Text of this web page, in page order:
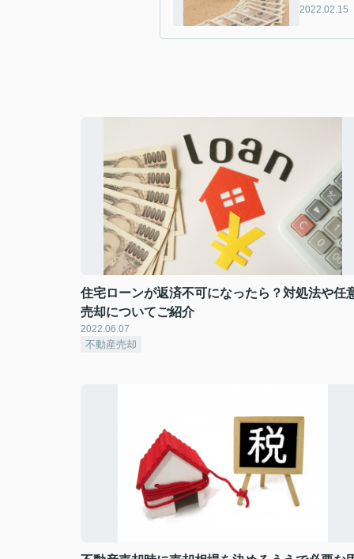
2022.02.15
住宅ローンが返済不可になったら？対処法や任
売却についてご紹介
2022.06.07
不動産売却